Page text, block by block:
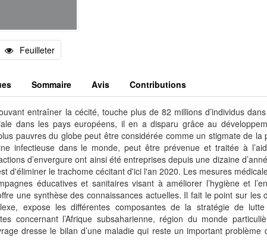
Feuilleter
Sommaire Avis Contributions
entraîner la cécité, touche plus de 82 millions d’individus
dans les pays européens, il en a disparu grâce au
pauvres du globe peut être considérée comme un stigmate de la
infectieuse dans le monde, peut être prévenue et traitée à
d’envergure ont ainsi été entreprises depuis une dizaine
d'éliminer le trachome cécitant d'ici l'an 2020. Les mesures
éducatives et sanitaires visant à améliorer l’hygiène et
une synthèse des connaissances actuelles. Il fait le point sur les
expose les différentes composantes de la stratégie de
concernant l’Afrique subsaharienne, région du monde
dresse le bilan d’une maladie qui reste un important